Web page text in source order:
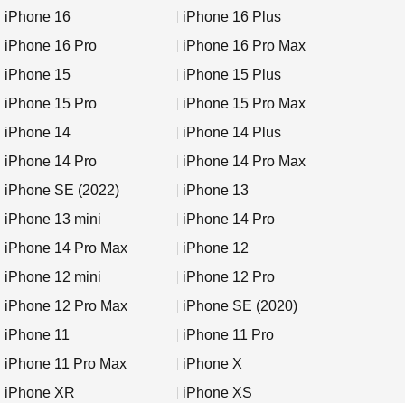
iPhone 16
iPhone 16 Plus
iPhone 16 Pro
iPhone 16 Pro Max
iPhone 15
iPhone 15 Plus
iPhone 15 Pro
iPhone 15 Pro Max
iPhone 14
iPhone 14 Plus
iPhone 14 Pro
iPhone 14 Pro Max
iPhone SE (2022)
iPhone 13
iPhone 13 mini
iPhone 14 Pro
iPhone 14 Pro Max
iPhone 12
iPhone 12 mini
iPhone 12 Pro
iPhone 12 Pro Max
iPhone SE (2020)
iPhone 11
iPhone 11 Pro
iPhone 11 Pro Max
iPhone X
iPhone XR
iPhone XS